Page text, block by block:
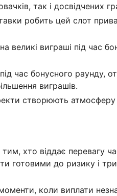
так і досвідчених
робить цей слот
великі виграші під час
під час бонусного раунду,
виграшів.
створюють
хто віддає перевагу
готовими до ризику і
коли виплати